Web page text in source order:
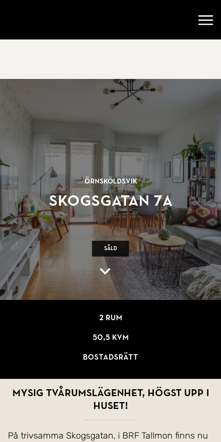
Örnsköldsvik
Skogsgatan 7A
Såld
2 rum
50,5 kvm
Bostadsrätt
Mysig tvårumslägenhet, högst upp i
huset!
På trivsamma Skogsgatan, i BRF Tallmon finns nu